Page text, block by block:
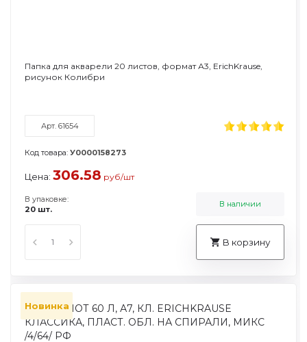
Папка для акварели 20 листов, формат А3, ErichKrause,
рисунок Колибри
Арт. 61654
Код товара: У0000158273
Цена: 306.58 руб/шт
В упаковке:
20 шт.
В наличии
В корзину
Новинка